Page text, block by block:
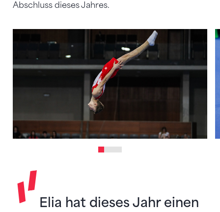
Abschluss dieses Jahres.
Elia hat dieses Jahr einen